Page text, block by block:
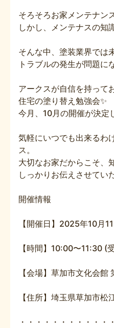
そろそろお家メンテナン
しかし、メンテナスの知
そんな中、塗装業界では
トラブルの発生が問題に
アークスが自信を持って
住宅の塗り替え勉強会✨
今月、10月の開催が決
気軽にいつでも出来るわ
ス。
大切なお家だからこそ、
しっかりお伝えさせてい
開催情報
【開催日】2025年10月
【時間】10:00〜11:30 (
【会場】草加市文化会館
【住所】埼玉県草加市松
・・・・・・・・・・